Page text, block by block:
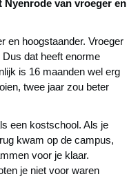
van vroeger en
en hoogstaander. Vroeger
dat heeft enorme
is 16 maanden wel erg
twee jaar zou beter
een kostschool. Als je
kwam op de campus,
voor je klaar.
je niet voor waren